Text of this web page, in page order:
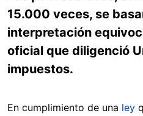
15.000 veces, se
interpretación
oficial que diligenció
impuestos.
En cumplimiento de una ley